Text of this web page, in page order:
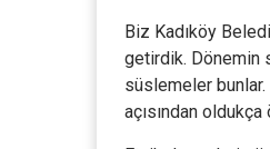
Biz Kadıköy
getirdik. Dönemin
süslemeler bunlar.
açısından oldukça